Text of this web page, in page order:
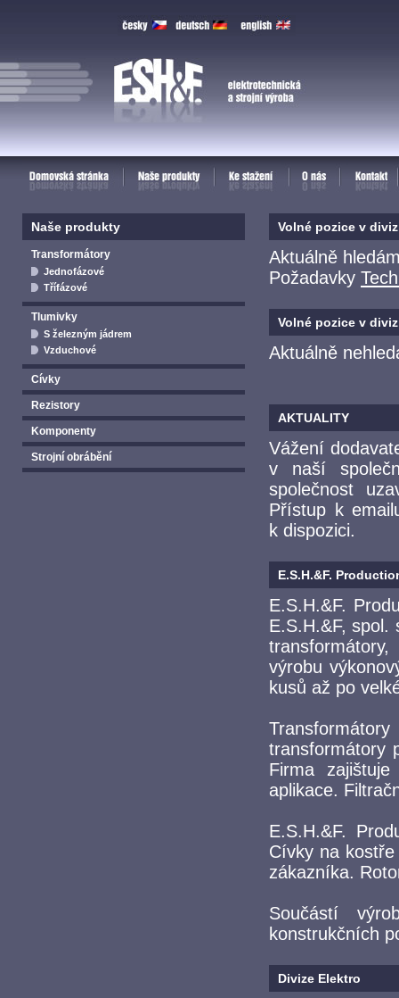
Zakázková výroba - transformátory, tlumivky, cívky
obrábění kovu
Naše produkty
Transformátory
Jednofázové
Třífázové
Tlumivky
S železným jádrem
Vzduchové
Cívky
Rezistory
Komponenty
Strojní obrábění
Volné pozice v
Aktuálně
Požadavky
Volné pozice v
Aktuálně
AKTUALITY
Vážení
v naší
společnost
Přístup k
k dispozici.
E.S.H.&F.
E.S.H.&F.
E.S.H.&F,
výrobu
kusů až po
transformátory
Firma
aplikace.
E.S.H.&F.
Cívky na
zákazníka.
Součástí
konstrukčních
Divize Elektro